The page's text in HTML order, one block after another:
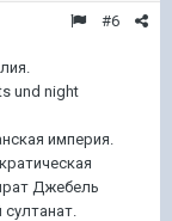
#6
und night
империя.
Джебель